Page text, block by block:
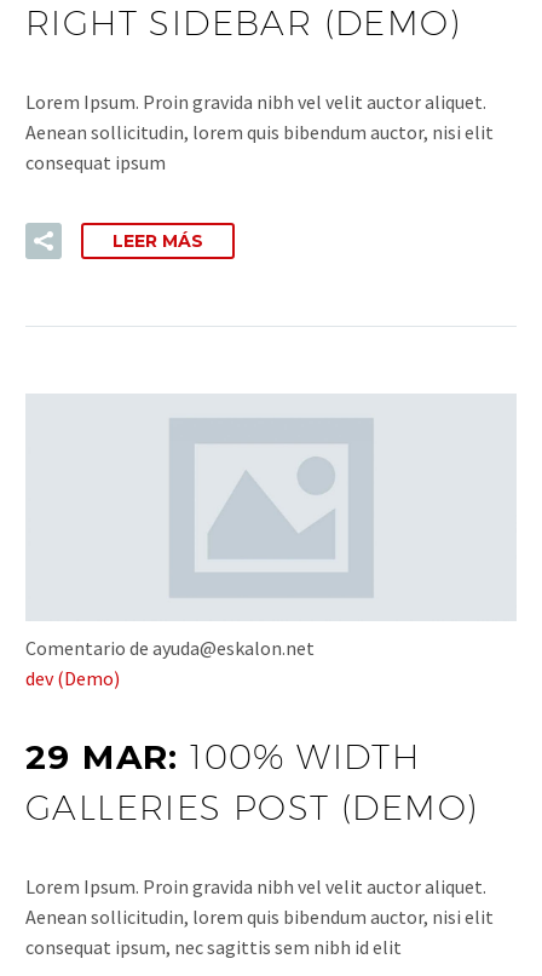
RIGHT SIDEBAR (DEMO)
Lorem Ipsum. Proin gravida nibh vel velit auctor aliquet.
Aenean sollicitudin, lorem quis bibendum auctor, nisi elit
consequat ipsum
LEER MÁS
Comentario de ayuda@eskalon.net
dev (Demo)
29 MAR:100% WIDTH
GALLERIES POST (DEMO)
Lorem Ipsum. Proin gravida nibh vel velit auctor aliquet.
Aenean sollicitudin, lorem quis bibendum auctor, nisi elit
consequat ipsum, nec sagittis sem nibh id elit